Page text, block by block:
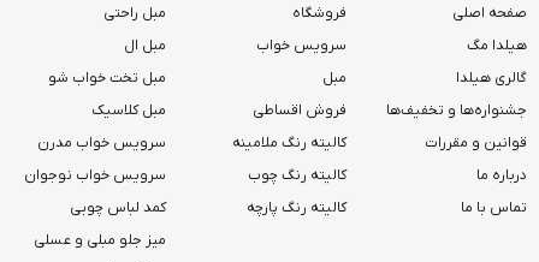
صفحه اصلی
هیلدا مگ
گالری هیلدا
جشنواره‌ها و تخفیف‌ها
قوانین و مقررات
درباره ما
تماس با ما
فروشگاه
سرویس خواب
مبل
فروش اقساطی
کالیته رنگ ملامینه
کالیته رنگ چوب
کالیته رنگ پارچه
مبل راحتی
مبل ال
مبل تخت خواب شو
مبل کلاسیک
سرویس خواب مدرن
سرویس خواب نوجوان
کمد لباس چوبی
میز جلو مبلی و عسلی